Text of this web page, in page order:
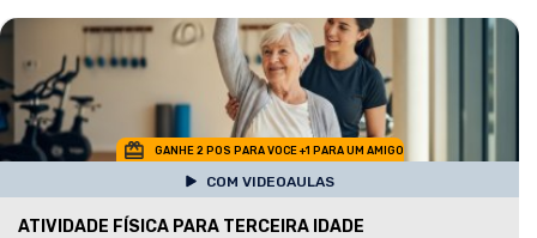
GANHE 2 POS PARA VOCE +1 PARA UM AMIGO
COM VIDEOAULAS
ATIVIDADE FÍSICA PARA TERCEIRA IDADE